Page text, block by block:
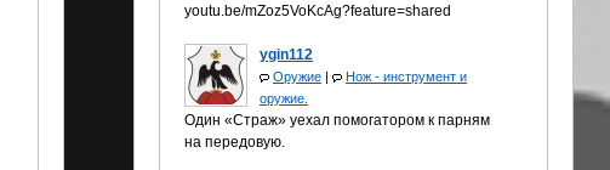
youtu.be/mZoz5VoKcAg?feature=shared
ygin112
Оружие |
Нож - инструмент и
оружие.
Один «Страж» уехал помогатором к парням
на передовую.